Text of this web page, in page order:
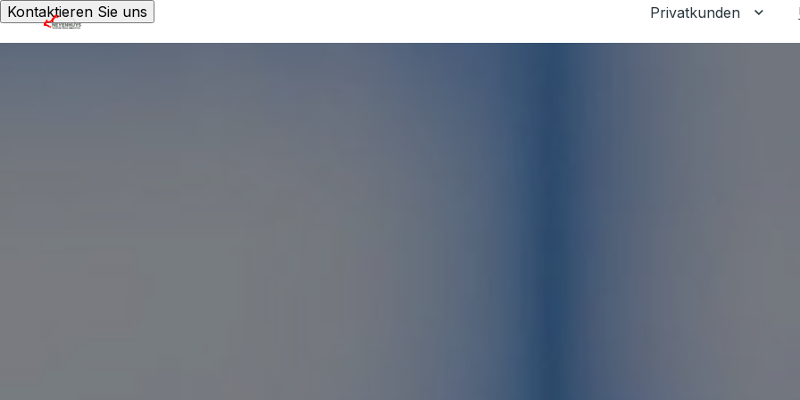
Kontaktieren Sie uns Privatkunden